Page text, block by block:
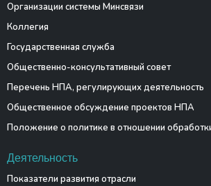
Организации системы Минсвязи
Коллегия
Государственная служба
Общественно-консультативный совет
Перечень НПА, регулирующих деятельность
Общественное обсуждение проектов НПА
Положение о политике в отношении
Деятельность
Показатели развития отрасли